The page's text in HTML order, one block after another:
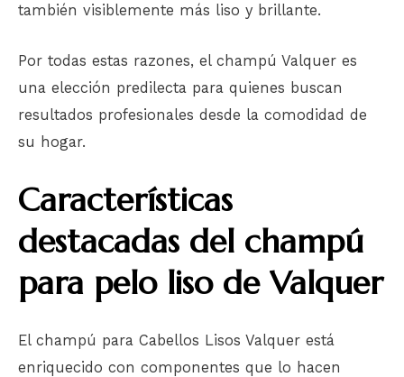
también visiblemente más liso y brillante.
Por todas estas razones, el champú Valquer es
una elección predilecta para quienes buscan
resultados profesionales desde la comodidad de
su hogar.
Características
destacadas del champú
para pelo liso de Valquer
El champú para Cabellos Lisos Valquer está
enriquecido con componentes que lo hacen